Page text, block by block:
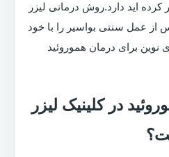
کرده اید دارد.روش درمانی لیزر
از عمل سنتی بواسیر را با خود
نوین برای درمان هموروئید
در کلینیک لیزر